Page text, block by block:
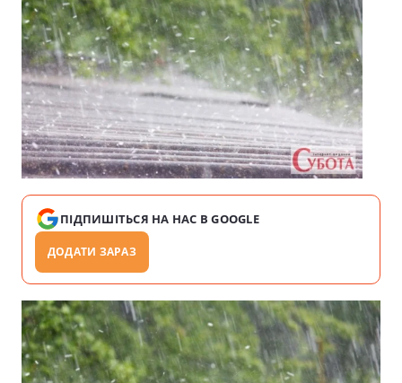
ПІДПИШІТЬСЯ НА НАС В GOOGLE
ДОДАТИ ЗАРАЗ